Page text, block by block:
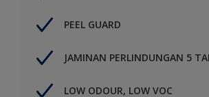
PEEL GUARD
JAMINAN PERLINDUNGAN 5
LOW ODOUR, LOW VOC